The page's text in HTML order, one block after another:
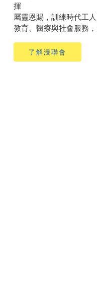
揮
屬靈恩賜，訓練時代工
教育、醫療與社會服務
了解浸聯會